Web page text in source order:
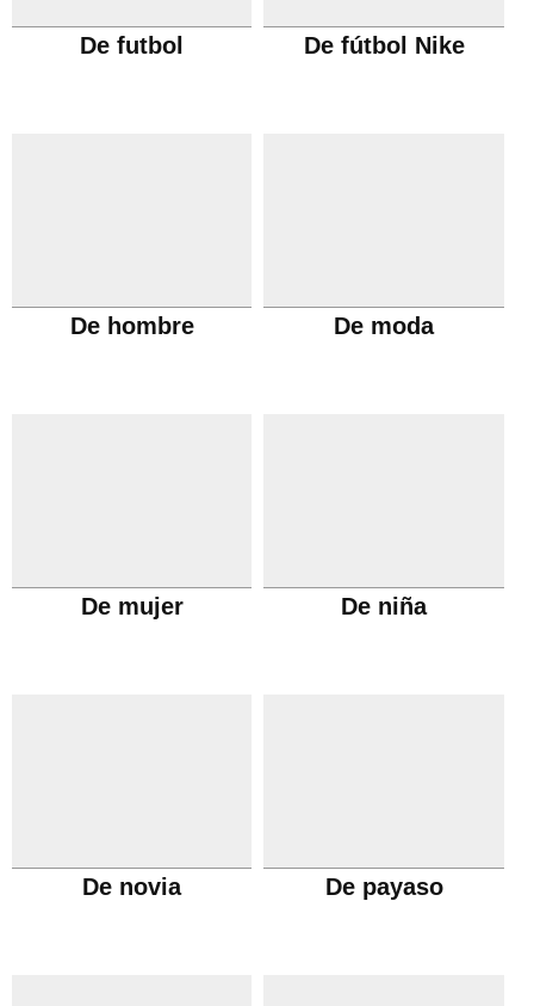
De futbol De fútbol Nike
De hombre De moda
De mujer De niña
De novia De payaso